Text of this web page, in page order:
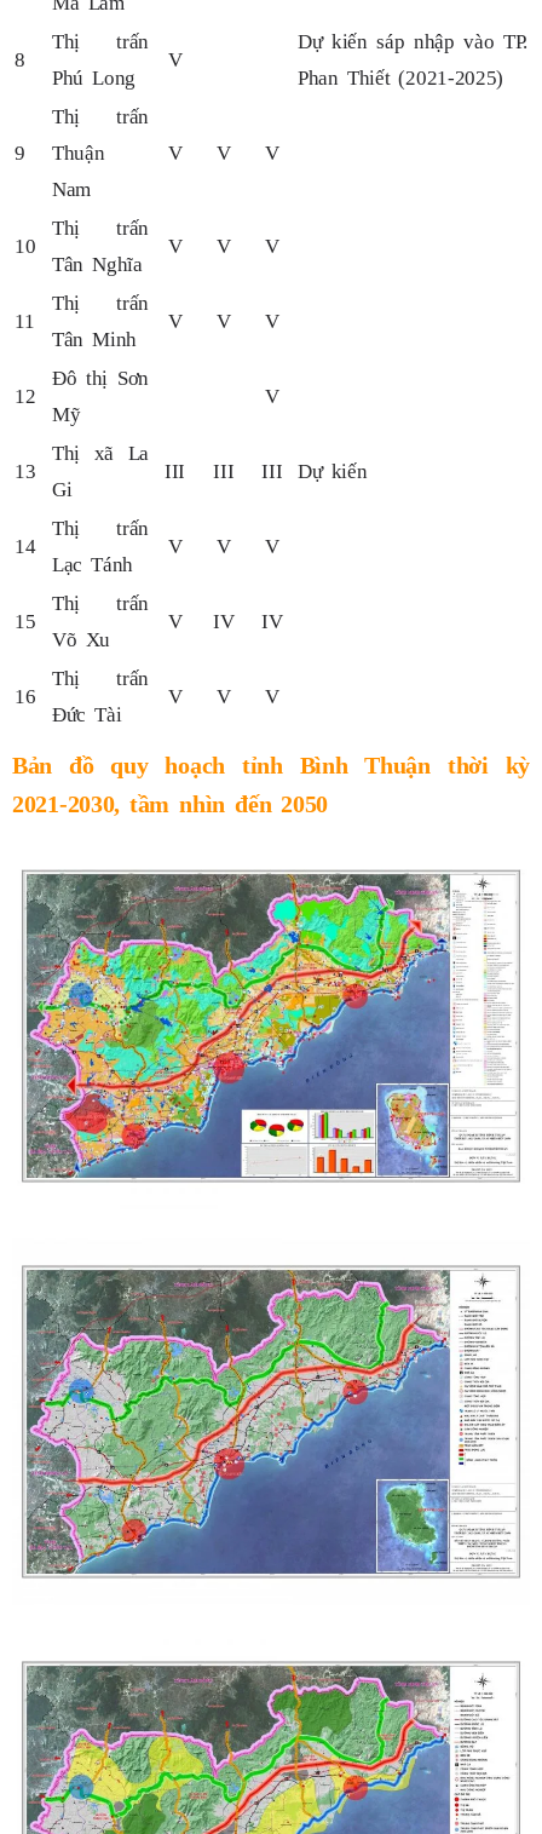
8
Thị trấn
Phú Long
V
Dự kiến sáp nhập vào TP.
Phan Thiết (2021-2025)
9
Thị trấn
Thuận
Nam
V V V
10
Thị trấn
Tân Nghĩa
V V V
11
Thị trấn
Tân Minh
V V V
12
Đô thị Sơn
Mỹ
V
13
Thị xã La
Gi
III III III Dự kiến
14
Thị trấn
Lạc Tánh
V V V
15
Thị trấn
Võ Xu
V IV IV
16
Thị trấn
Đức Tài
V V V
Bản đồ quy hoạch tỉnh Bình Thuận thời kỳ
2021-2030, tầm nhìn đến 2050